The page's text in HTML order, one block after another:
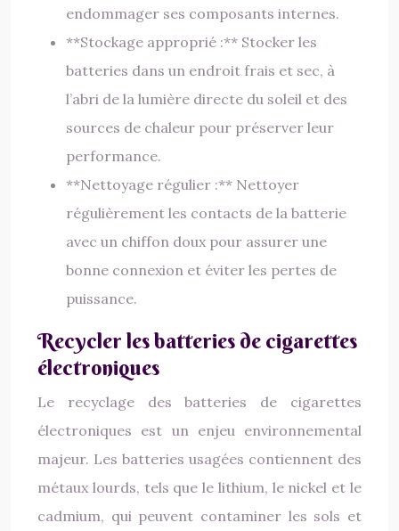
endommager ses composants internes.
**Stockage approprié :** Stocker les
batteries dans un endroit frais et sec, à
l’abri de la lumière directe du soleil et des
sources de chaleur pour préserver leur
performance.
**Nettoyage régulier :** Nettoyer
régulièrement les contacts de la batterie
avec un chiffon doux pour assurer une
bonne connexion et éviter les pertes de
puissance.
Recycler les batteries de cigarettes
électroniques
Le recyclage des batteries de cigarettes
électroniques est un enjeu environnemental
majeur. Les batteries usagées contiennent des
métaux lourds, tels que le lithium, le nickel et le
cadmium, qui peuvent contaminer les sols et